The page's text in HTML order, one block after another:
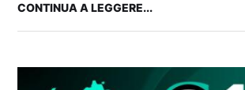
CONTINUA A LEGGERE...